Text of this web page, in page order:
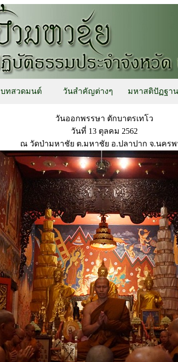
บทสวดมนต์ วันสำคัญต่างๆ มหาสติปัฏฐา
วันออกพรรษา ตักบาตรเทโว
วันที่ 13 ตุลคม 2562
ณ วัดป่ามหาชัย ต.มหาชัย อ.ปลาปาก จ.นคร